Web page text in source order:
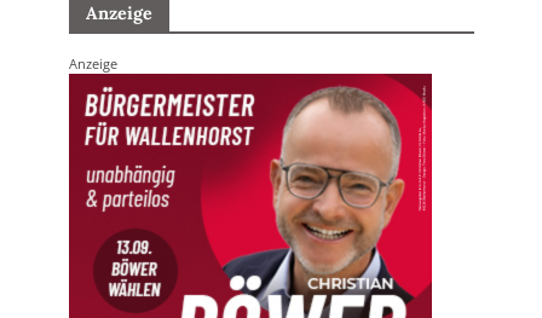
Anzeige
Anzeige